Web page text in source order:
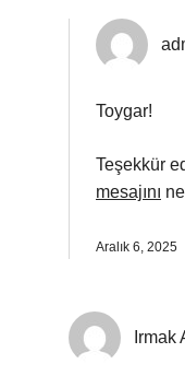
Toygar!
Teşekkür
mesajını
Aralık 6, 2025
Irmak